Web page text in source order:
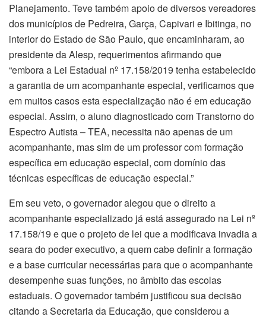
Planejamento. Teve também apoio de diversos vereadores
dos municípios de Pedreira, Garça, Capivari e Ibitinga, no
interior do Estado de São Paulo, que encaminharam, ao
presidente da Alesp, requerimentos afirmando que
“embora a Lei Estadual nº 17.158/2019 tenha estabelecido
a garantia de um acompanhante especial, verificamos que
em muitos casos esta especialização não é em educação
especial. Assim, o aluno diagnosticado com Transtorno do
Espectro Autista – TEA, necessita não apenas de um
acompanhante, mas sim de um professor com formação
específica em educação especial, com domínio das
técnicas específicas de educação especial.”
Em seu veto, o governador alegou que o direito a
acompanhante especializado já está assegurado na Lei nº
17.158/19 e que o projeto de lei que a modificava invadia a
seara do poder executivo, a quem cabe definir a formação
e a base curricular necessárias para que o acompanhante
desempenhe suas funções, no âmbito das escolas
estaduais. O governador também justificou sua decisão
citando a Secretaria da Educação, que considerou a